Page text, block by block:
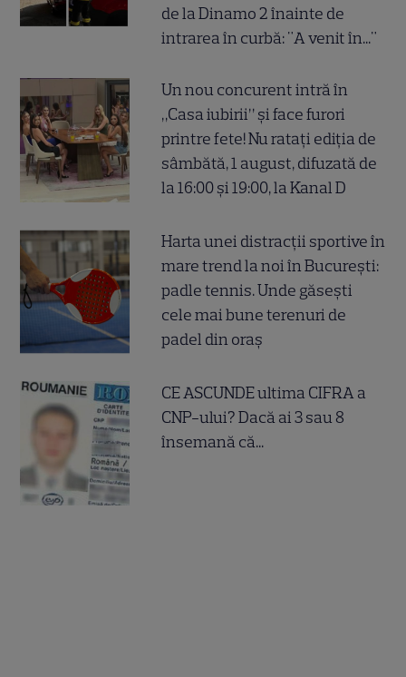
de la Dinamo 2 înainte de
intrarea în curbă: "A venit în..."
Un nou concurent intră în
„Casa iubirii” și face furori
printre fete! Nu ratați ediția de
sâmbătă, 1 august, difuzată de
la 16:00 și 19:00, la Kanal D
Harta unei distracții sportive în
mare trend la noi în București:
padle tennis. Unde găsești
cele mai bune terenuri de
padel din oraș
CE ASCUNDE ultima CIFRA a
CNP-ului? Dacă ai 3 sau 8
însemană că...